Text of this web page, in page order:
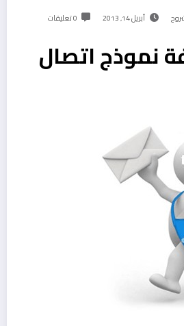
أبريل 14, 2013 0 تعليقات
نموذج اتصال